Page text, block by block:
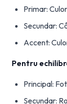
Primar:
Secundar:
Accent:
Pentru
Principal:
Secundar: